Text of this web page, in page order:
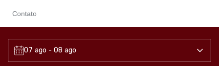
Contato
Contatos
07 ago - 08 ago